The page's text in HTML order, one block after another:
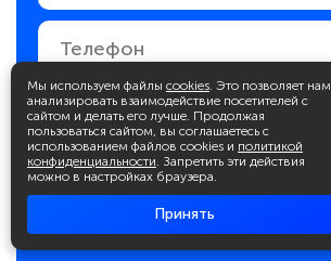
Мы используем файлы cookies. Это позволяет нам
анализировать взаимодействие посетителей с
сайтом и делать его лучше. Продолжая
пользоваться сайтом, вы соглашаетесь с
использованием файлов cookies и политикой
конфиденциальности. Запретить эти действия
можно в настройках браузера.
Принять
Подписаться